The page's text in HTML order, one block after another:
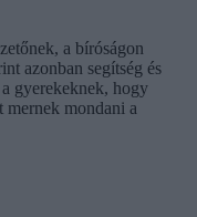
a bíróságon
azonban segítség és
gyerekeknek, hogy
mernek mondani a